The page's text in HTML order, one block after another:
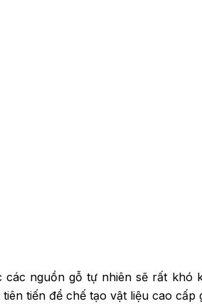
nguồn gỗ tự nhiên sẽ rất khó
tiến để chế tạo vật liệu cao cấp